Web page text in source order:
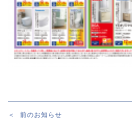
投
＜ 前のお知らせ